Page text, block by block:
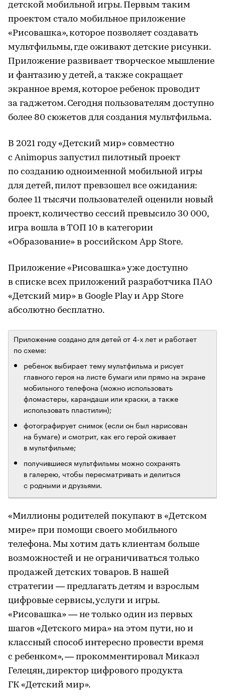
детской мобильной игры. Первым таким
проектом стало мобильное приложение
«Рисовашка», которое позволяет создавать
мультфильмы, где оживают детские рисунки.
Приложение развивает творческое мышление
и фантазию у детей, а также сокращает
экранное время, которое ребенок проводит
за гаджетом. Сегодня пользователям доступно
более 80 сюжетов для создания мультфильма.
В 2021 году «Детский мир» совместно
с Animopus запустил пилотный проект
по созданию одноименной мобильной игры
для детей, пилот превзошел все ожидания:
более 11 тысячи пользователей оценили новый
проект, количество сессий превысило 30 000,
игра вошла в ТОП 10 в категории
«Образование» в российском App Store.
Приложение «Рисовашка» уже доступно
в списке всех приложений разработчика ПАО
«Детский мир» в Google Play и App Store
абсолютно бесплатно.
Приложение создано для детей от 4-х лет и работает
по схеме:
ребенок выбирает тему мультфильма и рисует
главного героя на листе бумаги или прямо на экране
мобильного телефона (можно использовать
фломастеры, карандаши или краски, а также
использовать пластилин);
фотографирует снимок (если он был нарисован
на бумаге) и смотрит, как его герой оживает
в мультфильме;
получившиеся мультфильмы можно сохранять
в галерею, чтобы пересматривать и делиться
с родными и друзьями.
«Миллионы родителей покупают в «Детском
мире» при помощи своего мобильного
телефона. Мы хотим дать клиентам больше
возможностей и не ограничиваться только
продажей детских товаров. В нашей
стратегии — предлагать детям и взрослым
цифровые сервисы, услуги и игры.
«Рисовашка» — не только один из первых
шагов «Детского мира» на этом пути, но и
классный способ интересно провести время
с ребенком», — прокомментировал Микаэл
Гелецян, директор цифрового продукта
ГК «Детский мир».